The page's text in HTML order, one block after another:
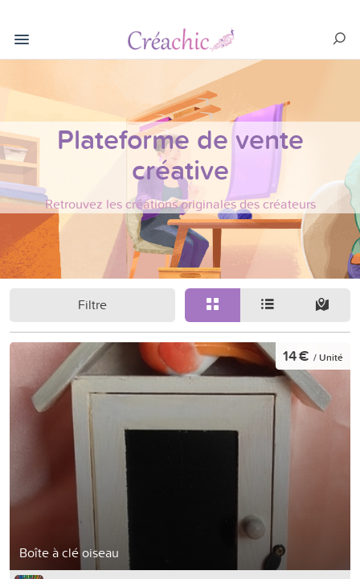
Plateforme de vente
créative
Retrouvez les créations originales des créateurs
Filtre
Boîte à clé oiseau
14 € / Unité